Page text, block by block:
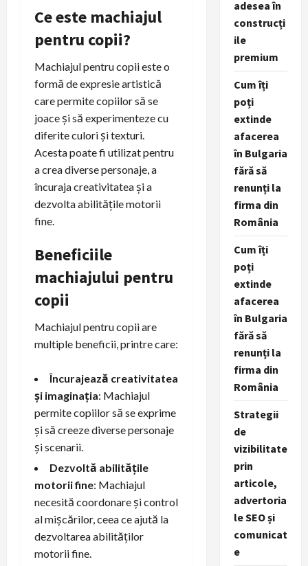
Ce este machiajul
pentru copii?
Machiajul pentru copii este o
formă de expresie artistică
care permite copiilor să se
joace și să experimenteze cu
diferite culori și texturi.
Acesta poate fi utilizat pentru
a crea diverse personaje, a
încuraja creativitatea și a
dezvolta abilitățile motorii
fine.
Beneficiile
machiajului pentru
copii
Machiajul pentru copii are
multiple beneficii, printre care:
Încurajează creativitatea
și imaginația: Machiajul
permite copiilor să se exprime
și să creeze diverse personaje
și scenarii.
Dezvoltă abilitățile
motorii fine: Machiajul
necesită coordonare și control
al mișcărilor, ceea ce ajută la
dezvoltarea abilităților
motorii fine.
adesea în
construcți
ile
premium
Cum îți
poți
extinde
afacerea
în Bulgaria
fără să
renunți la
firma din
România
Cum îți
poți
extinde
afacerea
în Bulgaria
fără să
renunți la
firma din
România
Strategii
de
vizibilitate
prin
articole,
advertoria
le SEO și
comunicat
e